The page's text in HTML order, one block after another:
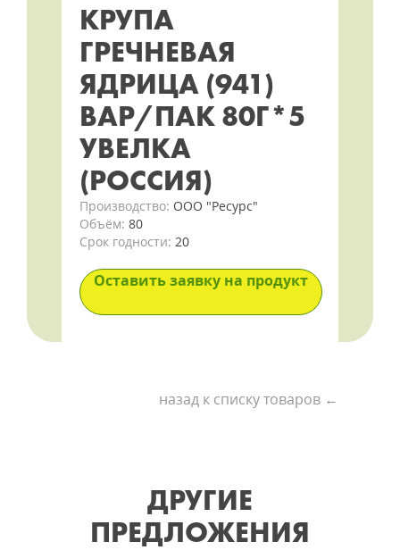
КРУПА
ГРЕЧНЕВАЯ
ЯДРИЦА (941)
ВАР/ПАК 80Г*5
УВЕЛКА
(РОССИЯ)
Производство: ООО "Ресурс"
Объём: 80
Срок годности: 20
Оставить заявку на продукт
назад к списку товаров ←
ДРУГИЕ
ПРЕДЛОЖЕНИЯ